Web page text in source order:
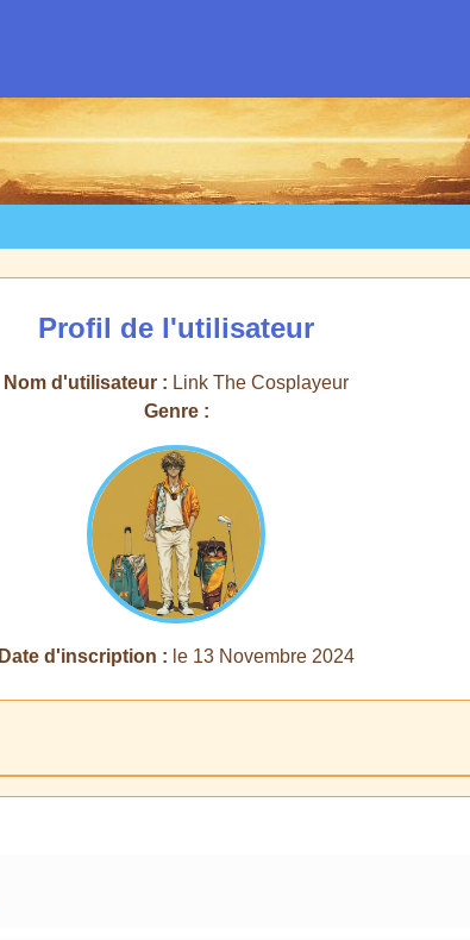
Profil de l'utilisateur
Nom d'utilisateur : Link The Cosplayeur
Genre :
Date d'inscription : le 13 Novembre 2024